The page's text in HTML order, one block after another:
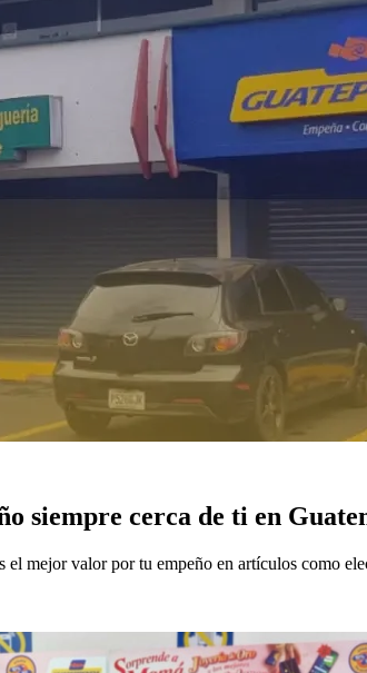
siempre cerca de ti en
el mejor valor por tu empeño en artículos como